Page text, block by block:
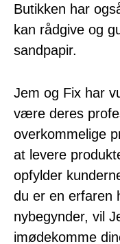
Butikken har
kan rådgive og
sandpapir.
Jem og Fix har
være deres
overkommelige
at levere
opfylder
du er en erfaren
nybegynder, vil
imødekomme